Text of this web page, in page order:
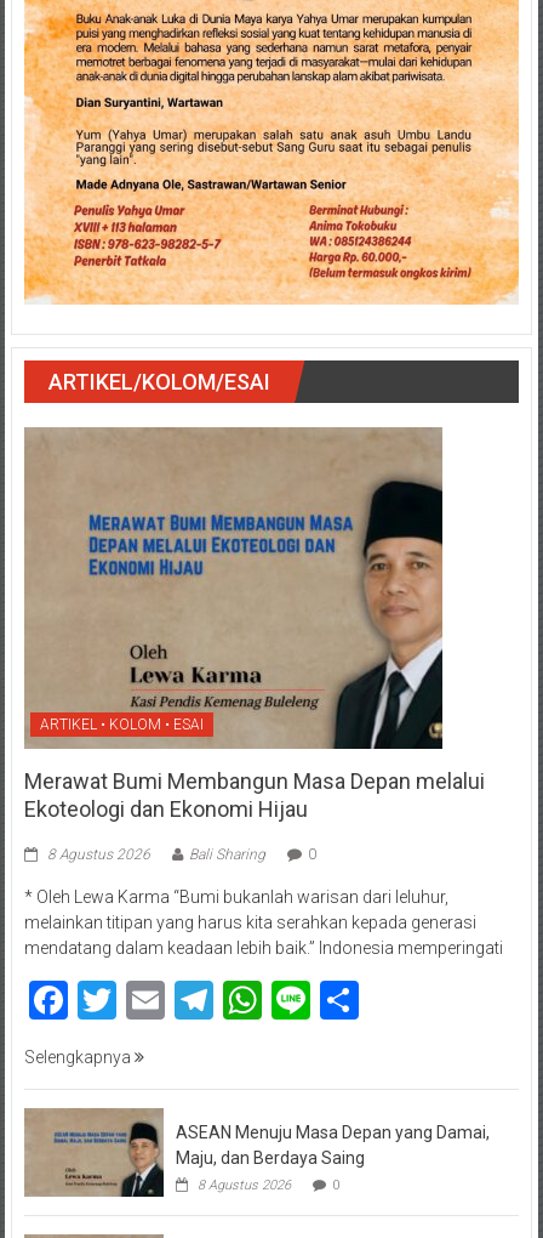
ARTIKEL/KOLOM/ESAI
ARTIKEL • KOLOM • ESAI
Merawat Bumi Membangun Masa Depan melalui
Ekoteologi dan Ekonomi Hijau
8 Agustus 2026 Bali Sharing 0
* Oleh Lewa Karma “Bumi bukanlah warisan dari leluhur,
melainkan titipan yang harus kita serahkan kepada generasi
mendatang dalam keadaan lebih baik.” Indonesia memperingati
Facebook
Twitter
EmailTelegram
WhatsApp
LineShare
Selengkapnya
ASEAN Menuju Masa Depan yang Damai,
Maju, dan Berdaya Saing
8 Agustus 2026 0